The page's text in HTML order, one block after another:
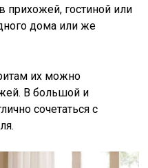
гостиной или
дома или же
их можно
В большой и
сочетаться с